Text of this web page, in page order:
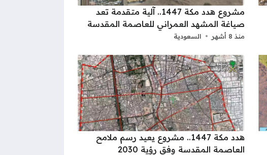
مشروع هدد مكة 1447.. آلية متقدمة تعد
صياغة المشهد العمراني للعاصمة المقدسة
منذ 8 أشهر السعودية
هدد مكة 1447.. مشروع يعيد رسم ملامح
العاصمة المقدسة وفق رؤية 2030